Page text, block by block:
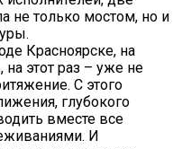
не только мостом, но и
Красноярске, на
этот раз – уже не
С этого
глубокого
вместе все
И